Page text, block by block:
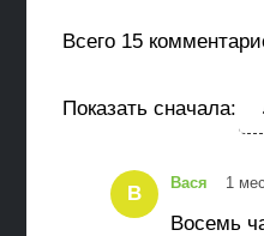
Всего 15
Показать сначала:
В Вася 1
Восемь